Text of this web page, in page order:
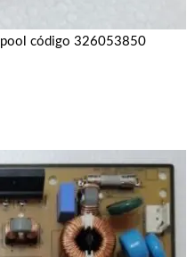
código 326053850